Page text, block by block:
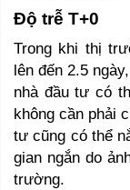
Độ trễ T+0
Trong khi thị
lên đến 2.5
nhà đầu tư có
không cần phải
tư cũng có thể
gian ngắn do
trường.